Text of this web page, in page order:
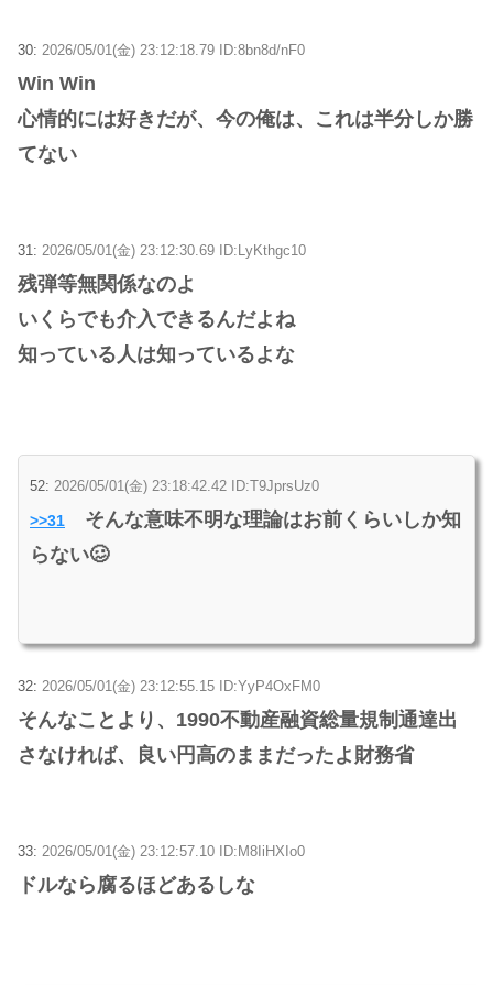
30: 2026/05/01(金) 23:12:18.79 ID:8bn8d/nF0
Win Win
心情的には好きだが、今の俺は、これは半分しか勝
てない
31: 2026/05/01(金) 23:12:30.69 ID:LyKthgc10
残弾等無関係なのよ
いくらでも介入できるんだよね
知っている人は知っているよな
52: 2026/05/01(金) 23:18:42.42 ID:T9JprsUz0
>>31
そんな意味不明な理論はお前くらいしか知
らない🥴
32: 2026/05/01(金) 23:12:55.15 ID:YyP4OxFM0
そんなことより、1990不動産融資総量規制通達出
さなければ、良い円高のままだったよ財務省
33: 2026/05/01(金) 23:12:57.10 ID:M8IiHXIo0
ドルなら腐るほどあるしな